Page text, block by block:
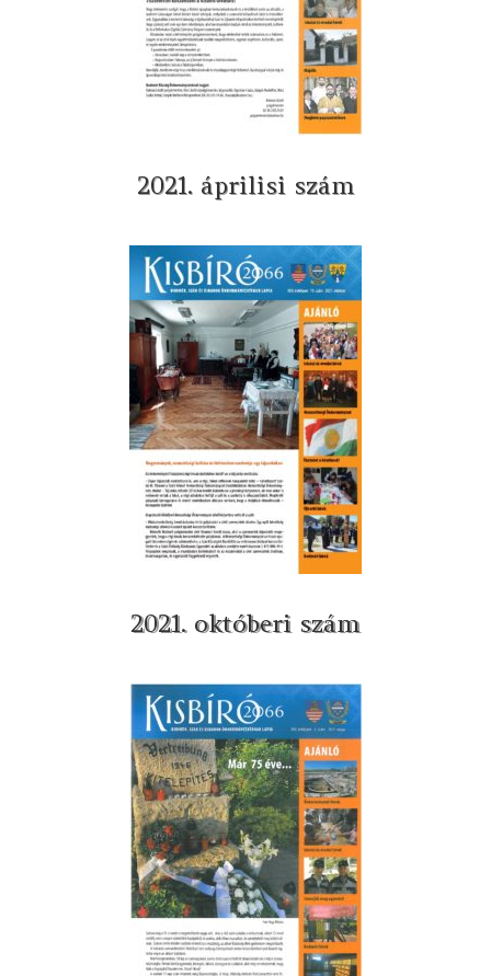
2021. áprilisi szám
2021. októberi szám